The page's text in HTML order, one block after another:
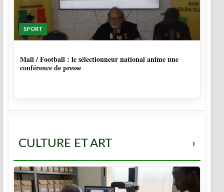
SPORT
Mali / Football : le sélectionneur national anime une
conférence de presse
CULTURE ET ART ›